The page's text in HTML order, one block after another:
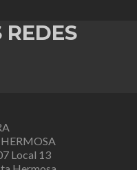
REDES
Local 13